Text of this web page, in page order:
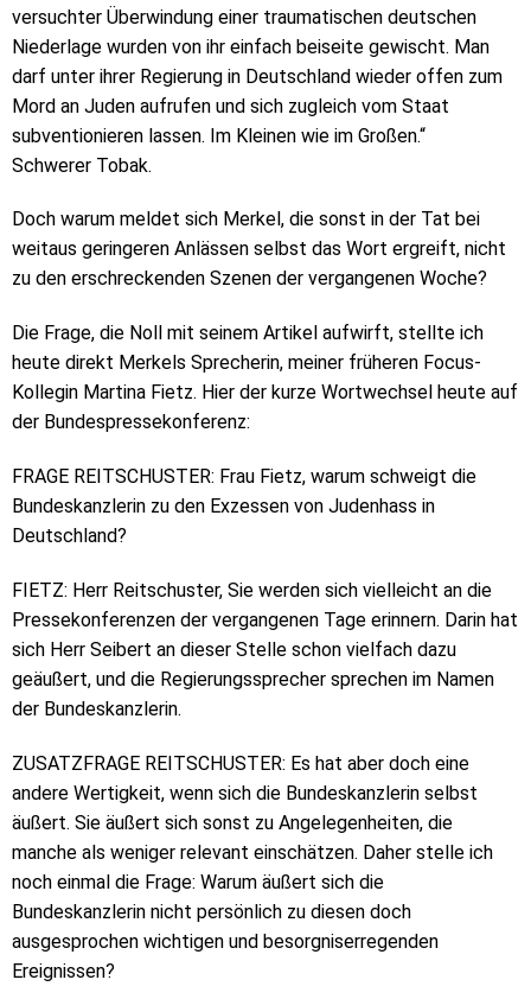
versuchter Überwindung einer traumatischen deutschen
Niederlage wurden von ihr einfach beiseite gewischt. Man
darf unter ihrer Regierung in Deutschland wieder offen zum
Mord an Juden aufrufen und sich zugleich vom Staat
subventionieren lassen. Im Kleinen wie im Großen.“
Schwerer Tobak.
Doch warum meldet sich Merkel, die sonst in der Tat bei
weitaus geringeren Anlässen selbst das Wort ergreift, nicht
zu den erschreckenden Szenen der vergangenen Woche?
Die Frage, die Noll mit seinem Artikel aufwirft, stellte ich
heute direkt Merkels Sprecherin, meiner früheren Focus-
Kollegin Martina Fietz. Hier der kurze Wortwechsel heute auf
der Bundespressekonferenz:
FRAGE REITSCHUSTER: Frau Fietz, warum schweigt die
Bundeskanzlerin zu den Exzessen von Judenhass in
Deutschland?
FIETZ: Herr Reitschuster, Sie werden sich vielleicht an die
Pressekonferenzen der vergangenen Tage erinnern. Darin hat
sich Herr Seibert an dieser Stelle schon vielfach dazu
geäußert, und die Regierungssprecher sprechen im Namen
der Bundeskanzlerin.
ZUSATZFRAGE REITSCHUSTER: Es hat aber doch eine
andere Wertigkeit, wenn sich die Bundeskanzlerin selbst
äußert. Sie äußert sich sonst zu Angelegenheiten, die
manche als weniger relevant einschätzen. Daher stelle ich
noch einmal die Frage: Warum äußert sich die
Bundeskanzlerin nicht persönlich zu diesen doch
ausgesprochen wichtigen und besorgniserregenden
Ereignissen?